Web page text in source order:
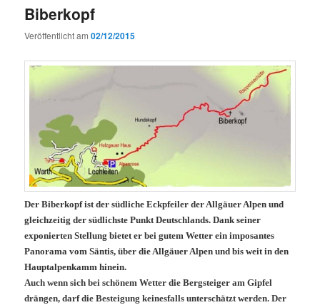
Biberkopf
Veröffentlicht am02/12/2015
Der Biberkopf ist der südliche Eckpfeiler der Allgäuer Alpen und
gleichzeitig der südlichste Punkt Deutschlands. Dank seiner
exponierten Stellung bietet er bei gutem Wetter ein imposantes
Panorama vom Säntis, über die Allgäuer Alpen und bis weit in den
Hauptalpenkamm hinein.
Auch wenn sich bei schönem Wetter die Bergsteiger am Gipfel
drängen, darf die Besteigung keinesfalls unterschätzt werden. Der